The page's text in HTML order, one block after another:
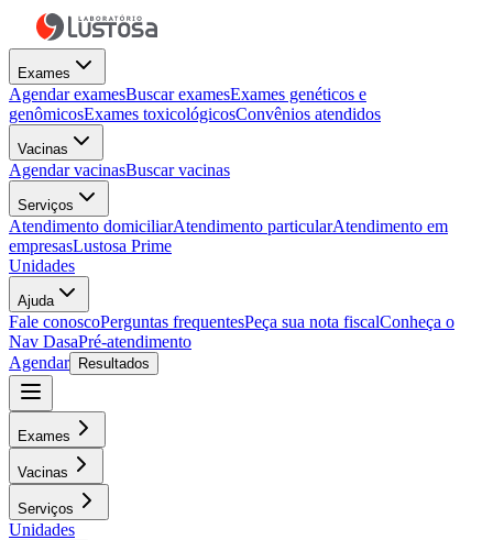
Exames
Agendar examesBuscar examesExames genéticos e
genômicosExames toxicológicosConvênios atendidos
Vacinas
Agendar vacinasBuscar vacinas
Serviços
Atendimento domiciliarAtendimento particularAtendimento em
empresasLustosa Prime
Unidades
Ajuda
Fale conoscoPerguntas frequentesPeça sua nota fiscalConheça o
Nav DasaPré-atendimento
Agendar
Resultados
Exames
Vacinas
Serviços
Unidades